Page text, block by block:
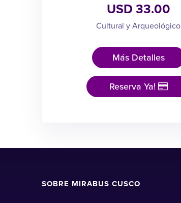
USD 33.00
Cultural y Arqueológico
Más Detalles
Reserva Ya!
SOBRE MIRABUS CUSCO